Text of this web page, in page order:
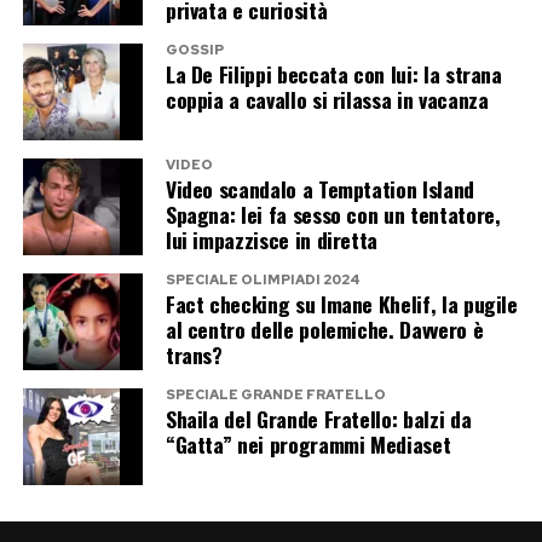
want for Christmas di Mariah Carey.
Ora che è passato il termine… puoi pure
cliccare!
Post Views: 640
bastava guardare il palco: Nick Rhodes è ancora
il Signore dei synth,
basso, Roger Taylor detta il tempo come un
orologio svizzero funky. E Simon “Cicciobombo”
Le Bon – meno dinamico di un tempo e con
tanto di panzetta – canta comunque bene e si
diverte di più. Non ha più bisogno di correre: si
gode il viaggio…
Il gran finale per chi ha fatto pace
con gli anni ’80
Il bis è da brividi. Niente accendini, ma migliaia di
schermi accesi illuminano Roma come un Blade
privata e curiosità
GOSSIP
La De Filippi beccata con lui: la strana
coppia a cavallo si rilassa in vacanza
VIDEO
Video scandalo a Temptation Island
Spagna: lei fa sesso con un tentatore,
lui impazzisce in diretta
SPECIALE OLIMPIADI 2024
Fact checking su Imane Khelif, la pugile
al centro delle polemiche. Davvero è
trans?
SPECIALE GRANDE FRATELLO
Shaila del Grande Fratello: balzi da
“Gatta” nei programmi Mediaset